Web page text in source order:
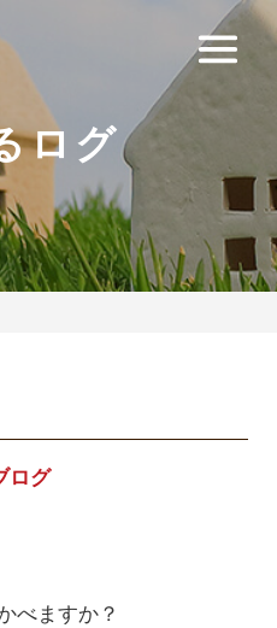
ログ
ログ
べますか？